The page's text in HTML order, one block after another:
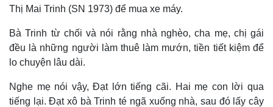
Thị Mai Trinh (SN 1973) để mua xe máy.
Bà Trinh từ chối và nói rằng nhà nghèo, cha mẹ, chị gái
đều là những người làm thuê làm mướn, tiền tiết kiệm để
lo chuyện lâu dài.
Nghe mẹ nói vậy, Đạt lớn tiếng cãi. Hai mẹ con lời qua
tiếng lại. Đạt xô bà Trinh té ngã xuống nhà, sau đó lấy cây